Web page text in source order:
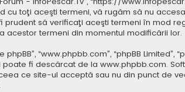
toţi aceşti termeni, vă rugăm să nu
să verificaţi aceşti termeni în mod
termeni din momentul modificării lor.
“www.phpbb.com”, “phpBB
poate fi descărcat de la www.phpbb.com.
ce site-ul acceptă sau nu din punct de